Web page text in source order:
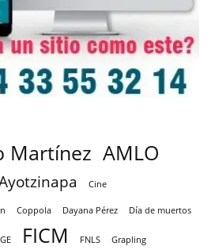
Martínez AMLO
Cine
Coppola Dayana Pérez Día de muertos
FICM FNLS Grapling